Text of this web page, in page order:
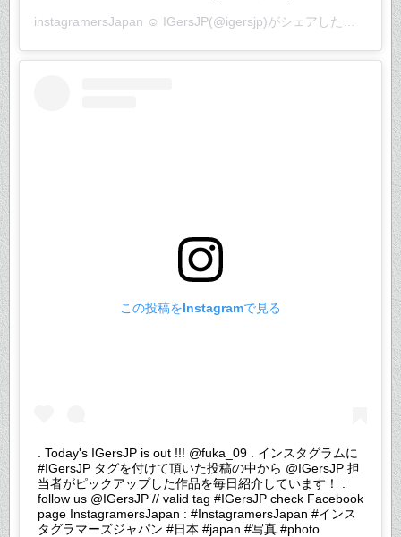
instagramersJapan ☺︎ IGersJP(@igersjp)がシェアした投稿 –
この投稿をInstagramで見る
. Today's IGersJP is out !!! @fuka_09 . インスタグラムに
#IGersJP タグを付けて頂いた投稿の中から @IGersJP 担
当者がピックアップした作品を毎日紹介しています！ :
follow us @IGersJP // valid tag #IGersJP check Facebook
page InstagramersJapan : #InstagramersJapan #インス
タグラマーズジャパン #日本 #japan #写真 #photo